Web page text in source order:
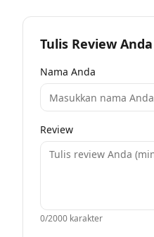
Tulis Review Anda
Nama Anda
Review
0/2000 karakter